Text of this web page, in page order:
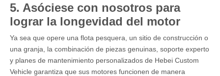
5. Asóciese con nosotros para
lograr la longevidad del motor
Ya sea que opere una flota pesquera, un sitio de construcción o
una granja, la combinación de piezas genuinas, soporte experto
y planes de mantenimiento personalizados de Hebei Custom
Vehicle garantiza que sus motores funcionen de manera